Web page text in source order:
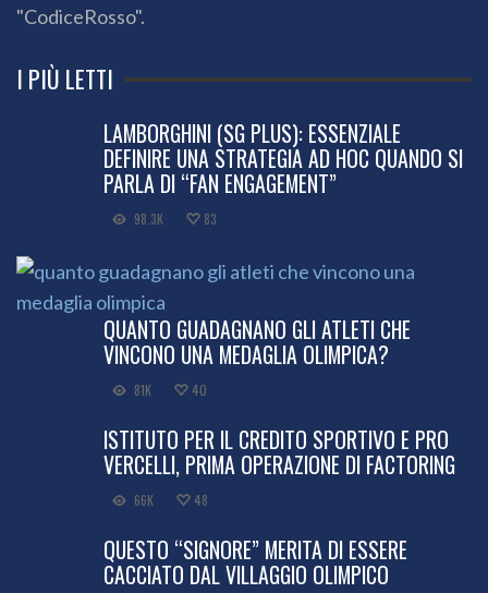
"CodiceRosso".
I PIÙ LETTI
LAMBORGHINI (SG PLUS): ESSENZIALE
DEFINIRE UNA STRATEGIA AD HOC QUANDO SI
PARLA DI “FAN ENGAGEMENT”
98.3K 83
QUANTO GUADAGNANO GLI ATLETI CHE
VINCONO UNA MEDAGLIA OLIMPICA?
81K 40
ISTITUTO PER IL CREDITO SPORTIVO E PRO
VERCELLI, PRIMA OPERAZIONE DI FACTORING
66K 48
QUESTO “SIGNORE” MERITA DI ESSERE
CACCIATO DAL VILLAGGIO OLIMPICO